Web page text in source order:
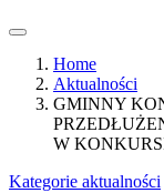
Home
Aktualności
GMINNY
W
Kategorie aktualności